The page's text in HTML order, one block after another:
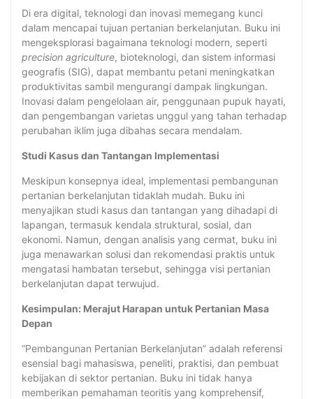
Di era digital, teknologi dan inovasi memegang kunci
dalam mencapai tujuan pertanian berkelanjutan. Buku ini
mengeksplorasi bagaimana teknologi modern, seperti
precision agriculture, bioteknologi, dan sistem informasi
geografis (SIG), dapat membantu petani meningkatkan
produktivitas sambil mengurangi dampak lingkungan.
Inovasi dalam pengelolaan air, penggunaan pupuk hayati,
dan pengembangan varietas unggul yang tahan terhadap
perubahan iklim juga dibahas secara mendalam.
Studi Kasus dan Tantangan Implementasi
Meskipun konsepnya ideal, implementasi pembangunan
pertanian berkelanjutan tidaklah mudah. Buku ini
menyajikan studi kasus dan tantangan yang dihadapi di
lapangan, termasuk kendala struktural, sosial, dan
ekonomi. Namun, dengan analisis yang cermat, buku ini
juga menawarkan solusi dan rekomendasi praktis untuk
mengatasi hambatan tersebut, sehingga visi pertanian
berkelanjutan dapat terwujud.
Kesimpulan: Merajut Harapan untuk Pertanian Masa
Depan
“Pembangunan Pertanian Berkelanjutan” adalah referensi
esensial bagi mahasiswa, peneliti, praktisi, dan pembuat
kebijakan di sektor pertanian. Buku ini tidak hanya
memberikan pemahaman teoritis yang komprehensif,